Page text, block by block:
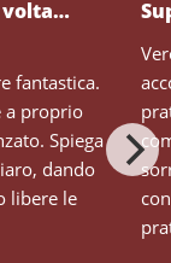
volta…
fantastica.
a proprio
Spiega
dando
libere le